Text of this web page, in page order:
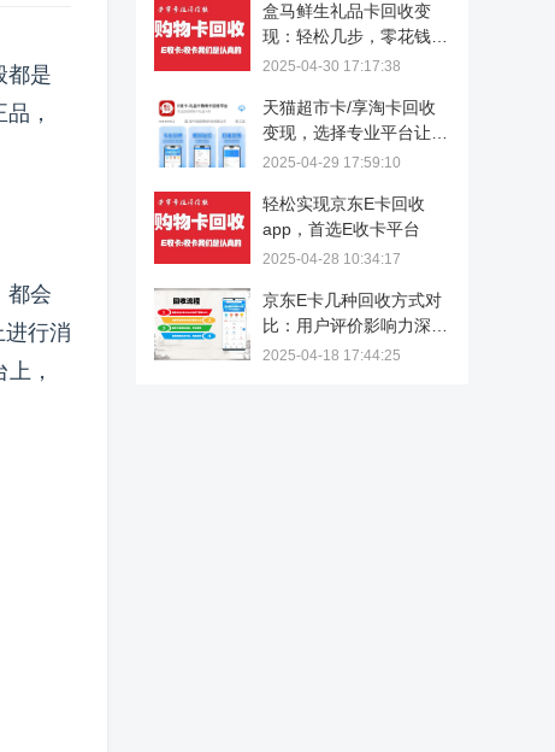
都是
，
都会
行消
，
盒马鲜生礼品卡回收变
现：轻松几步，零花钱到
手！
2025-04-30 17:17:38
天猫超市卡/享淘卡回收
变现，选择专业平台让价
值重生
2025-04-29 17:59:10
轻松实现京东E卡回收
app，首选E收卡平台
2025-04-28 10:34:17
京东E卡几种回收方式对
比：用户评价影响力深度
解析
2025-04-18 17:44:25